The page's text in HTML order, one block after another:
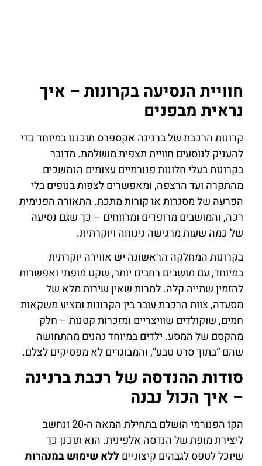
חוויית הנסיעה בקרונות – איך
נראית מבפנים
קרונות הרכבת של ברנינה אקספרס תוכננו במיוחד כדי
להעניק לנוסעים חוויית תצפית מושלמת. מדובר
בקרונות בעלי חלונות פנורמיים עצומים הנמשכים
מהתקרה ועד הרצפה, ומאפשרים לצפות בנופים בלי
הפרעה של מסגרות או קורות מתכת. התאורה הפנימית
רכה, והמושבים מרופדים ומרווחים – כך שגם נסיעה
של כמה שעות מרגישה נינוחה ויוקרתית.
בקרונות המחלקה הראשונה יש אווירה יוקרתית
במיוחד, עם מושבים רחבים יותר, שקט מופתי ואפשרות
להזמין שתייה קלה. למרות שאין שירות מלא של
מסעדה, צוות הרכבת עובר בין הקרונות ומציע משקאות
חמים, שוקולדים שוויצריים ומזכרות קטנות – חלק
מהקסם של המסע. ילדים במיוחד נהנים מהתחושה
שהם “בתוך סרט טבע”, והמבוגרים לא מפסיקים לצלם.
סודות ההנדסה של רכבת ברנינה
– איך הכול נבנה
הקו הפנורמי הושלם בתחילת המאה ה-20 ונחשב
ליצירת מופת של הנדסה אלפינית. הוא תוכנן כך
שיוכל לטפס לגבהים קיצונייםללא שימוש במנהרות